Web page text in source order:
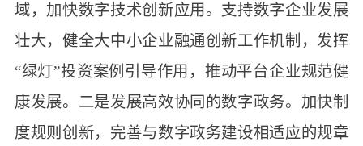
域，加快数字技术创新应用。支持数字企业发展
壮大，健全大中小企业融通创新工作机制，发挥
“绿灯”投资案例引导作用，推动平台企业规范健
康发展。二是发展高效协同的数字政务。加快制
度规则创新，完善与数字政务建设相适应的规章